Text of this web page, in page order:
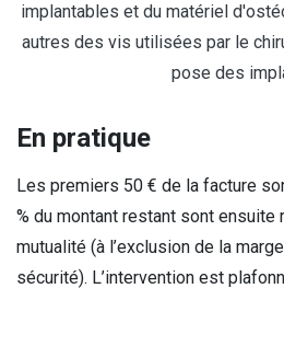
implantables et du matériel
autres des vis utilisées par le
pose des
En pratique
Les premiers 50 € de la facture
% du montant restant sont ensuite
mutualité (à l’exclusion de la
sécurité). L’intervention est